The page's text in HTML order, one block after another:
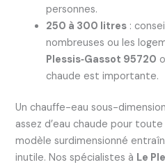
personnes.
250 à 300 litres:
nombreuses ou les
Plessis‑Gassot 95720
chaude est importante.
Un chauffe-eau sous-
assez d’eau chaude pour toute
modèle surdimensionné
inutile. Nos spécialistes à Le